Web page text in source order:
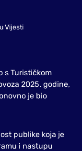
uVijesti
s Turističkom
2025. godine,
je bio
publike koja je
i nastupu